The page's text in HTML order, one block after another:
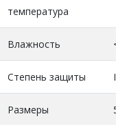
температура
Влажность
Степень защиты
Размеры